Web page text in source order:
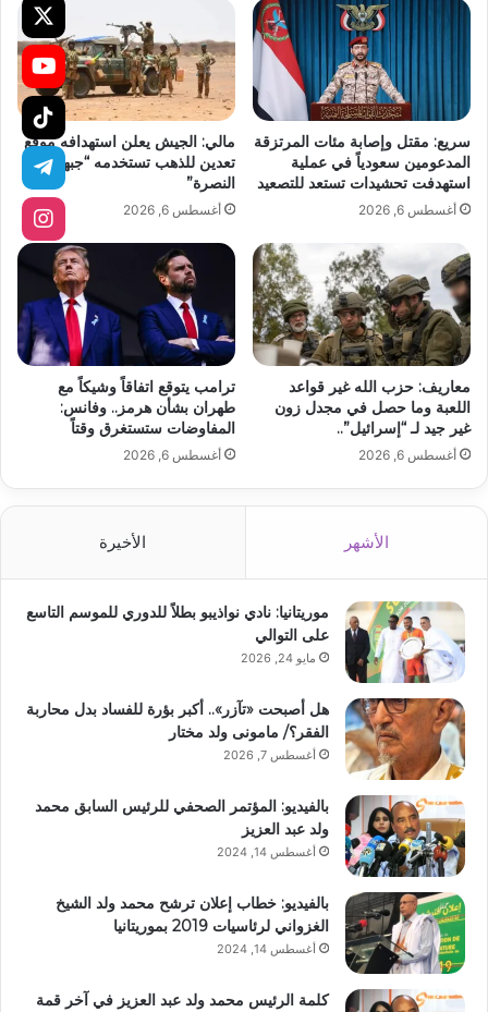
سريع: مقتل وإصابة مئات المرتزقة
المدعومين سعودياً في عملية
استهدفت تحشيدات تستعد للتصعيد
أغسطس 6, 2026
مالي: الجيش يعلن استهدافه موقع
تعدين للذهب تستخدمه “جبهة
النصرة”
أغسطس 6, 2026
معاريف: حزب الله غير قواعد
اللعبة وما حصل في مجدل زون
غير جيد لـ “إسرائيل”..
أغسطس 6, 2026
ترامب يتوقع اتفاقاً وشيكاً مع
طهران بشأن هرمز.. وفانس:
المفاوضات ستستغرق وقتاً
أغسطس 6, 2026
الأشهر الأخيرة
موريتانيا: نادي نواذيبو بطلاً للدوري للموسم التاسع
على التوالي
مايو 24, 2026
هل أصبحت «تآزر».. أكبر بؤرة للفساد بدل محاربة
الفقر؟/ مامونى ولد مختار
أغسطس 7, 2026
بالفيديو: المؤتمر الصحفي للرئيس السابق محمد
ولد عبد العزيز
أغسطس 14, 2024
بالفيديو: خطاب إعلان ترشح محمد ولد الشيخ
الغزواني لرئاسيات 2019 بموريتانيا
أغسطس 14, 2024
كلمة الرئيس محمد ولد عبد العزيز في آخر قمة